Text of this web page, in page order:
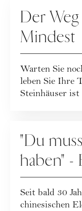
Der
Mindest
Warten Sie
leben Sie Ihre
Steinhäuser ist
"Du
haben" -
über
Seit bald 30
chinesischen